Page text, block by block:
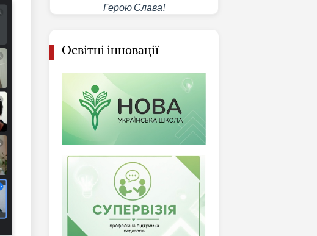
Герою Слава!
Освітні інновації